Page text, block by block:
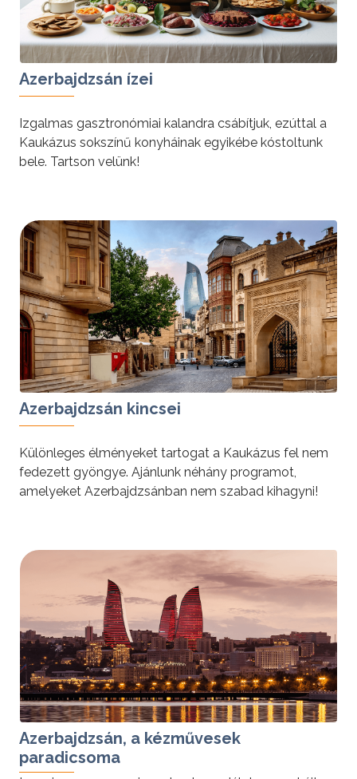
Azerbajdzsán ízei
Izgalmas gasztronómiai kalandra csábítjuk, ezúttal a
Kaukázus sokszínű konyháinak egyikébe kóstoltunk
bele. Tartson velünk!
Azerbajdzsán kincsei
Különleges élményeket tartogat a Kaukázus fel nem
fedezett gyöngye. Ajánlunk néhány programot,
amelyeket Azerbajdzsánban nem szabad kihagyni!
tovább »
Azerbajdzsán, a kézművesek
paradicsoma
tovább »